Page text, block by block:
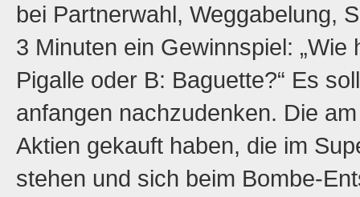
bei Partnerwahl, Weggabelung,
3 Minuten ein Gewinnspiel:
Pigalle oder B: Baguette?“ Es
anfangen nachzudenken. Die
Aktien gekauft haben, die im
stehen und sich beim Bombe-